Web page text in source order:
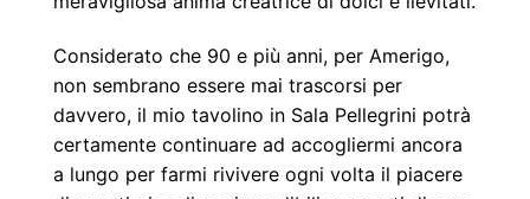
Considerato che 90 e più anni, per Amerigo,
non sembrano essere mai trascorsi per
davvero, il mio tavolino in Sala Pellegrini potrà
certamente continuare ad accogliermi ancora
a lungo per farmi rivivere ogni volta il piacere